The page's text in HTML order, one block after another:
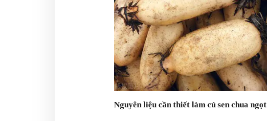
Nguyên liệu cần thiết làm củ sen chua ngọt